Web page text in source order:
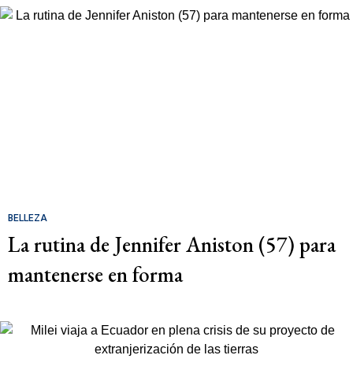
BELLEZA
La rutina de Jennifer Aniston (57) para
mantenerse en forma